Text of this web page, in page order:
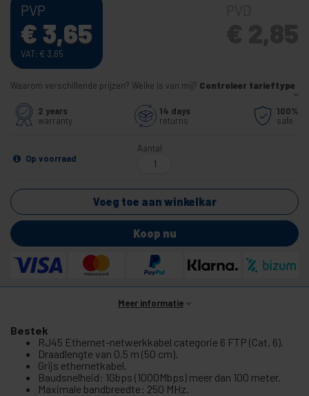
PVP
€3,65
VAT: € 3,65
Waarom verschillende prijzen? Welke is van mij? Controleer tarieftype
2 years
warranty
14 days
returns
100%
safe
Op voorraad
Aantal
Voeg toe aan winkelkar
Koop nu
Meer informatie
Bestek
RJ45 Ethernet-netwerkkabel categorie 6 FTP (Cat. 6).
Draadlengte van 0,5 m (50 cm).
Grijs ethernetkabel.
Baudsnelheid: 1Gbps (1000Mbps) meer dan 100 meter.
Maximale bandbreedte: 250 MHz.